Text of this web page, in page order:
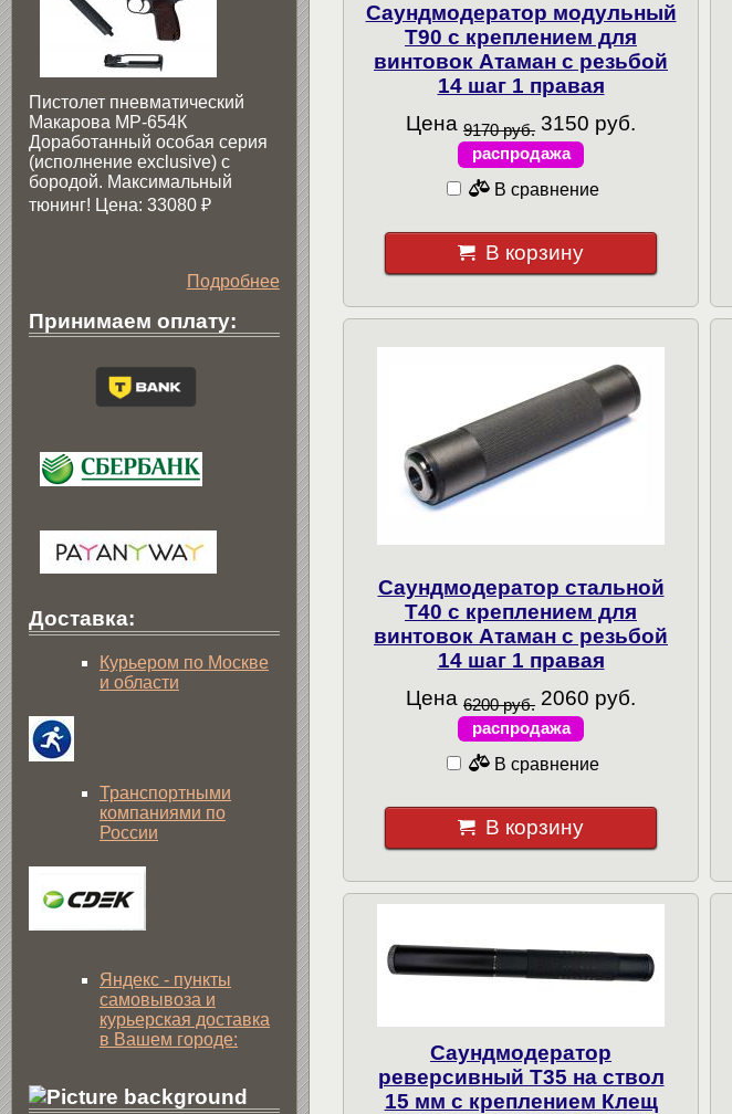
Саундмодератор модульный
T90 с креплением для
винтовок Атаман с резьбой
14 шаг 1 правая
Цена9170 руб. 3150 руб.
распродажа
В сравнение
В корзину
Саундмодератор стальной
Т40 с креплением для
винтовок Атаман с резьбой
14 шаг 1 правая
Цена6200 руб. 2060 руб.
распродажа
В сравнение
В корзину
Саундмодератор
реверсивный T35 на ствол
15 мм с креплением Клещ
Пистолет пневматический
Макарова МР-654К
Доработанный особая серия
(исполнение exclusive) c
бородой. Максимальный
тюнинг! Цена: 33080 ₽
Подробнее
Принимаем оплату:
Доставка:
Курьером по Москве
и области
Транспортными
компаниями по
России
Яндекс - пункты
самовывоза и
курьерская доставка
в Вашем городе: